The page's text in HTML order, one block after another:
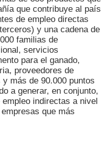
que contribuye al país
de empleo directas
y una cadena de
familias de
servicios
para el ganado,
proveedores de
más de 90.000 puntos
a generar, en conjunto,
indirectas a nivel
que más